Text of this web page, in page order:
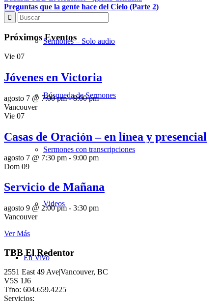
Sermones – Solo audio
Búsqueda de Sermones
Sermones con transcripciones
Videos
En Vivo
Preguntas que la gente hace del Cielo (Parte 2)
Próximos Eventos
Vie 07
Jóvenes en Victoria
agosto 7 @ 7:00 pm-8:00 pm
Vancouver
Vie 07
Casas de Oración – en línea y presencial
agosto 7 @ 7:30 pm - 9:00 pm
Dom 09
Servicio de Mañana
agosto 9 @ 2:00 pm - 3:30 pm
Vancouver
Ver Más
TBB El Redentor
2551 East 49 Ave|Vancouver, BC
V5S 1J6
Tfno: 604.659.4225
Servicios: